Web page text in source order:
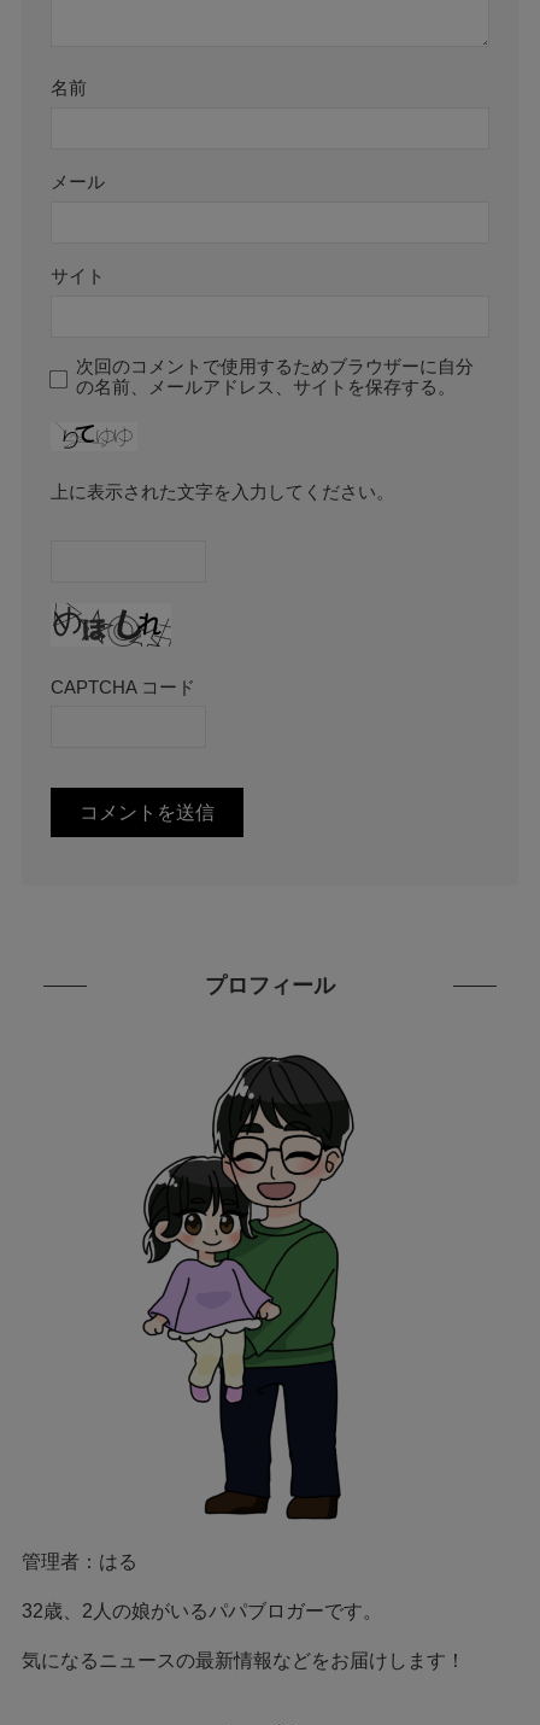
名前
メール
サイト
次回のコメントで使用するためブラウザーに自分
の名前、メールアドレス、サイトを保存する。
上に表示された文字を入力してください。
CAPTCHA コード
プロフィール
管理者：はる
32歳、2人の娘がいるパパブロガーです。
気になるニュースの最新情報などをお届けします！